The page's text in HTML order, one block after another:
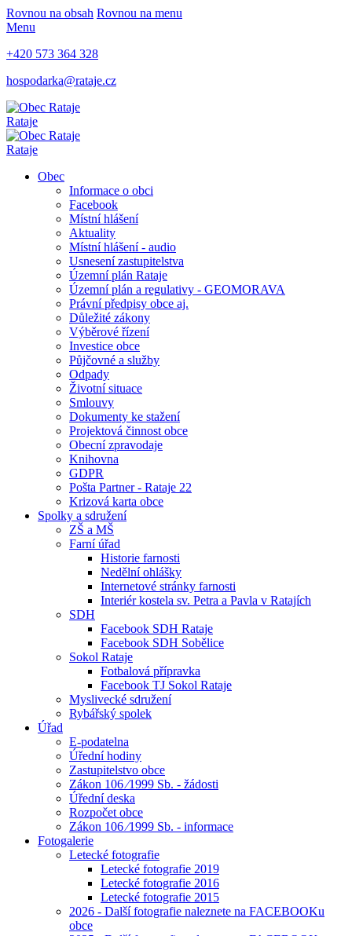
Rovnou na obsah Rovnou na menu
Menu
+420 573 364 328
hospodarka@rataje.cz
Rataje
Rataje
Obec
Informace o obci
Facebook
Místní hlášení
Aktuality
Místní hlášení - audio
Usnesení zastupitelstva
Územní plán Rataje
Územní plán a regulativy - GEOMORAVA
Právní předpisy obce aj.
Důležité zákony
Výběrové řízení
Investice obce
Půjčovné a služby
Odpady
Životní situace
Smlouvy
Dokumenty ke stažení
Projektová činnost obce
Obecní zpravodaje
Knihovna
GDPR
Pošta Partner - Rataje 22
Krizová karta obce
Spolky a sdružení
ZŠ a MŠ
Farní úřad
Historie farnosti
Nedělní ohlášky
Internetové stránky farnosti
Interiér kostela sv. Petra a Pavla v Ratajích
SDH
Facebook SDH Rataje
Facebook SDH Sobělice
Sokol Rataje
Fotbalová přípravka
Facebook TJ Sokol Rataje
Myslivecké sdružení
Rybářský spolek
Úřad
E-podatelna
Úřední hodiny
Zastupitelstvo obce
Zákon 106 ⁄1999 Sb. - žádosti
Úřední deska
Rozpočet obce
Zákon 106 ⁄1999 Sb. - informace
Fotogalerie
Letecké fotografie
Letecké fotografie 2019
Letecké fotografie 2016
Letecké fotografie 2015
2026 - Další fotografie naleznete na FACEBOOKu
obce